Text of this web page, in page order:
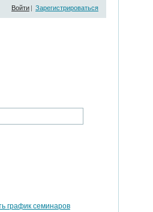
Войти | Зарегистрироваться